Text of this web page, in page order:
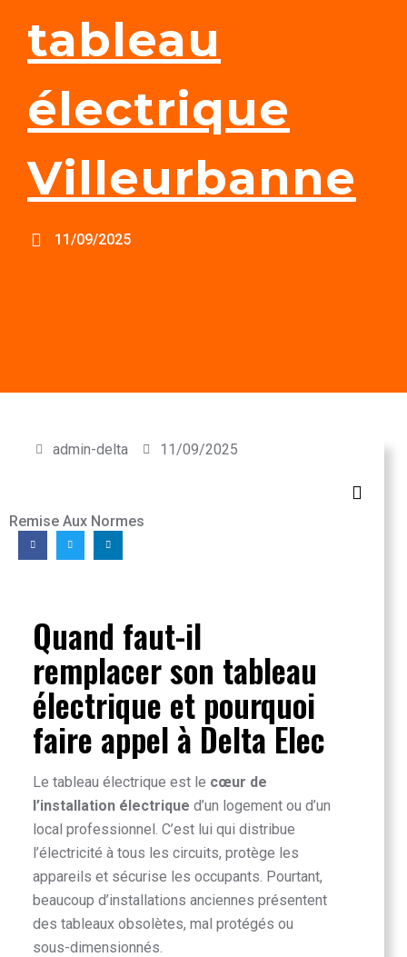
tableau
électrique
Villeurbanne
11/09/2025
admin-delta 11/09/2025
Remise Aux Normes
Quand faut-il
remplacer son tableau
électrique et pourquoi
faire appel à Delta Elec
Le tableau électrique est le cœur de
l’installation électrique d’un logement ou d’un
local professionnel. C’est lui qui distribue
l’électricité à tous les circuits, protège les
appareils et sécurise les occupants. Pourtant,
beaucoup d’installations anciennes présentent
des tableaux obsolètes, mal protégés ou
sous-dimensionnés.